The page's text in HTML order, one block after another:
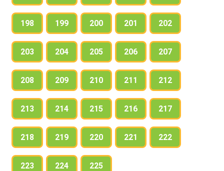
198 199 200 201 202
203 204 205 206 207
208 209 210 211 212
213 214 215 216 217
218 219 220 221 222
223 224 225